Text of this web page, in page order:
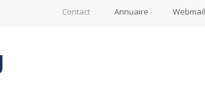
Contact Annuaire Webmail